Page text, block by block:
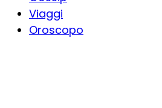
Viaggi
Oroscopo